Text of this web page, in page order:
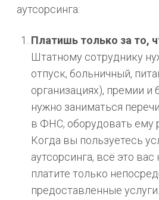
аутсорсинга:
Платишь только за то,
Штатному сотруднику
отпуск, больничный,
организациях), премии и
нужно заниматься
в ФНС, оборудовать ему
Когда вы пользуетесь
аутсорсинга, всё это вас
платите только
предоставленные услуги.